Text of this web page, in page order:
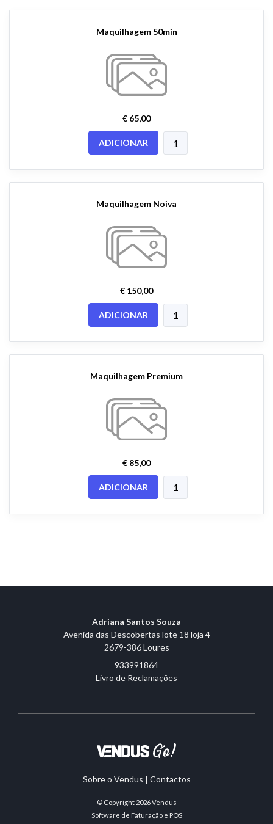
Maquilhagem 50min
€ 65,00
ADICIONAR
Maquilhagem Noiva
€ 150,00
ADICIONAR
Maquilhagem Premium
€ 85,00
ADICIONAR
Adriana Santos Souza
Avenida das Descobertas lote 18 loja 4
2679-386 Loures
933991864
Livro de Reclamações
Sobre o Vendus | Contactos
© Copyright 2026Vendus
Software de Faturação e POS